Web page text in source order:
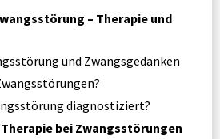
– Therapie und
und Zwangsgedanken
diagnostiziert?
bei Zwangsstörungen